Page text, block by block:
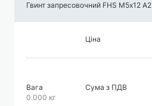
Гвинт запресовочний FHS М5х12 А2
Ціна
Вага
0.000 кг
Сума з ПДВ